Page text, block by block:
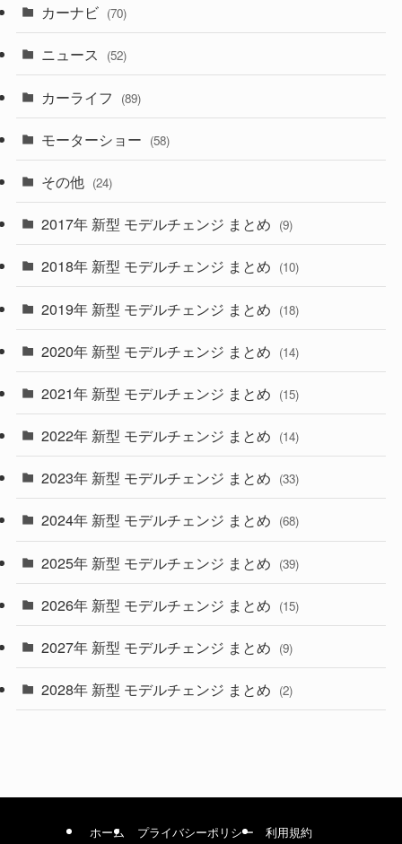
(50)
(43)
(6)
(9)
(30)
(27)
(58)
(28)
(27)
(26)
(10)
(35)
(10)
(9)
(22)
(4)
(9)
(4)
(1)
(1) (5)
カーナビ (70)
ニュース (52)
カーライフ (89)
モーターショー (58)
その他 (24)
2017年 新型 モデルチェンジ まとめ (9)
2018年 新型 モデルチェンジ まとめ (10)
2019年 新型 モデルチェンジ まとめ (18)
2020年 新型 モデルチェンジ まとめ (14)
2021年 新型 モデルチェンジ まとめ (15)
2022年 新型 モデルチェンジ まとめ (14)
2023年 新型 モデルチェンジ まとめ (33)
2024年 新型 モデルチェンジ まとめ (68)
2025年 新型 モデルチェンジ まとめ (39)
2026年 新型 モデルチェンジ まとめ (15)
2027年 新型 モデルチェンジ まとめ (9)
2028年 新型 モデルチェンジ まとめ (2)
ホーム プライバシーポリシー 利用規約